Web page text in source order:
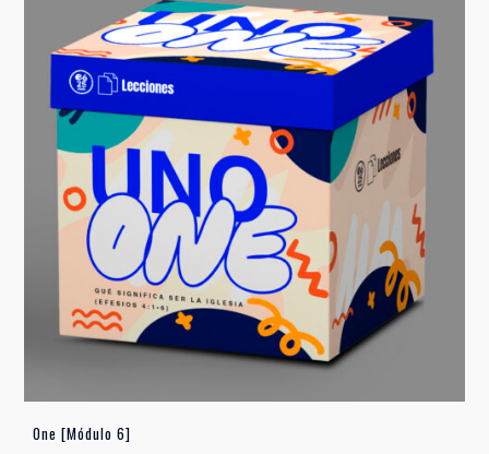
One [Módulo 6]